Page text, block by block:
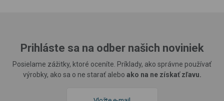
Prihláste sa na odber našich noviniek
Posielame zážitky, ktoré oceníte. Príklady, ako správne používať
výrobky, ako sa o ne starať alebo ako na ne získať zľavu.